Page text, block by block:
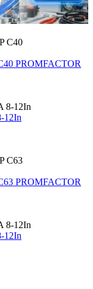
PROMFACTOR
12In
PROMFACTOR
12In